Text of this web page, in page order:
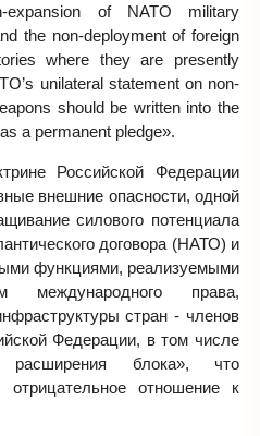
expansion of NATO military
the non-deployment of foreign
where they are presently
unilateral statement on non-
should be written into the
a permanent pledge».
Российской Федерации
внешние опасности, одной
силового потенциала
договора (НАТО) и
функциями, реализуемыми
права,
стран - членов
Федерации, в том числе
расширения блока», что
отрицательное отношение к